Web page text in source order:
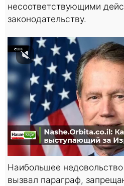
несоответствующими
законодательству.
Наибольшее
вызвал параграф,